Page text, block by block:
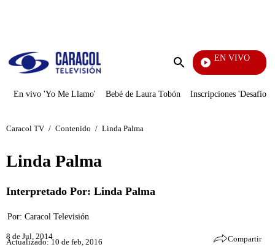
Enviar
EN VIVO
Santa Misa
En vivo 'Yo Me Llamo' Bebé de Laura Tobón Inscripciones 'Desafío'
Caracol TV / Contenido / Linda Palma
Linda Palma
Interpretado Por: Linda Palma
Por: Caracol Televisión
8 de Jul, 2014
Actualizado: 10 de feb, 2016 Compartir